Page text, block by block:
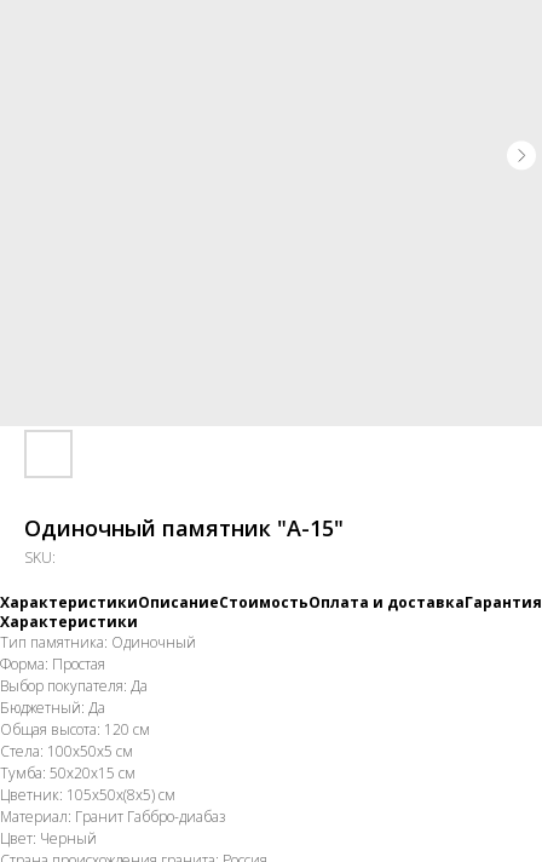
Одиночный памятник "А-15"
SKU:
ХарактеристикиОписаниеСтоимостьОплата и доставка
Характеристики
Тип памятника: Одиночный
Форма: Простая
Выбор покупателя: Да
Бюджетный: Да
Общая высота: 120 см
Стела: 100х50х5 см
Тумба: 50х20х15 см
Цветник: 105х50х(8х5) см
Материал: Гранит Габбро-диабаз
Цвет: Черный